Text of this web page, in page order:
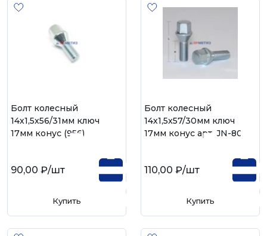
Болт колесный
14х1,5х56/31мм ключ
17мм конус (956)
90,00 ₽/шт
Купить
Болт колесный
14х1,5х57/30мм ключ
17мм конус арт. JN-801
110,00 ₽/шт
Купить